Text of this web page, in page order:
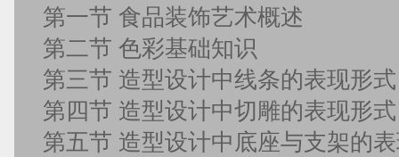
第一节 食品装饰艺术概述
第二节 色彩基础知识
第三节 造型设计中线条的表现形式
第四节 造型设计中切雕的表现形式
第五节 造型设计中底座与支架的